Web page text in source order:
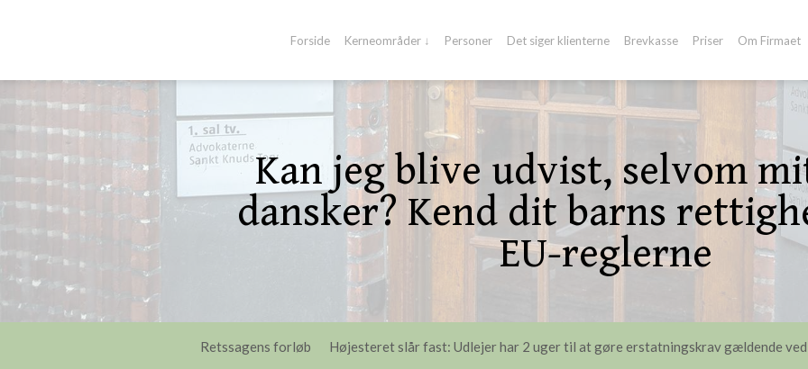
Forside Kerneområder ↓ Personer Det siger klienterne Brevkasse Priser Om Firmaet
Kan jeg blive udvist, selvom
dansker? Kend dit barns
EU-reglerne
Retssagens forløb Højesteret slår fast: Udlejer har 2 uger til at gøre erstatningskrav gældende